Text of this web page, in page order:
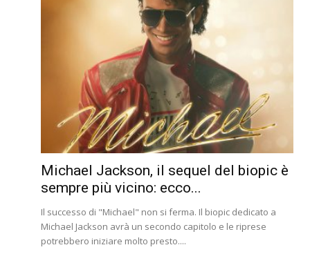
Michael Jackson, il sequel del biopic è
sempre più vicino: ecco...
Il successo di "Michael" non si ferma. Il biopic dedicato a
Michael Jackson avrà un secondo capitolo e le riprese
potrebbero iniziare molto presto....